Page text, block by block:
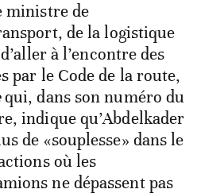
ministre de
de la logistique
à l’encontre des
par le Code de la route,
qui, dans son numéro du
indique qu’Abdelkader
de «souplesse» dans le
où les
ne dépassent pas